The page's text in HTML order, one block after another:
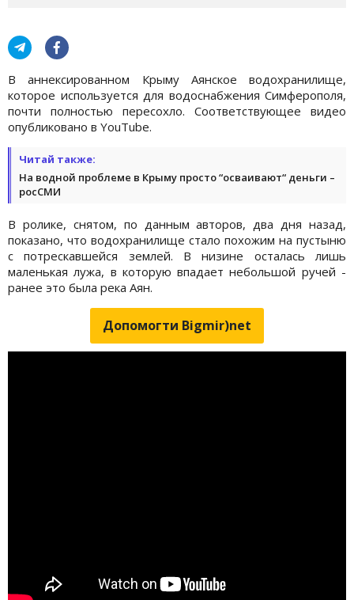
В аннексированном Крыму Аянское водохранилище,
которое используется для водоснабжения Симферополя,
почти полностью пересохло. Соответствующее видео
опубликовано в YouTube.
Читай также:
На водной проблеме в Крыму просто “осваивают“ деньги –
росСМИ
В ролике, снятом, по данным авторов, два дня назад,
показано, что водохранилище стало похожим на пустыню
с потрескавшейся землей. В низине осталась лишь
маленькая лужа, в которую впадает небольшой ручей -
ранее это была река Аян.
Допомогти Bigmir)net